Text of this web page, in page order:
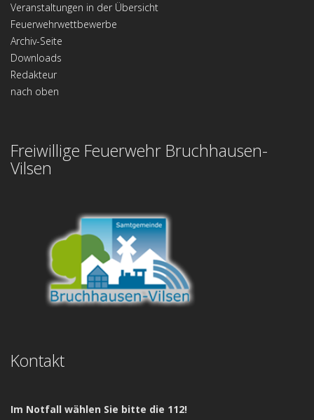
Veranstaltungen in der Übersicht
Feuerwehrwettbewerbe
Archiv-Seite
Downloads
Redakteur
nach oben
Freiwillige Feuerwehr Bruchhausen-
Vilsen
Kontakt
Im Notfall wählen Sie bitte die 112!